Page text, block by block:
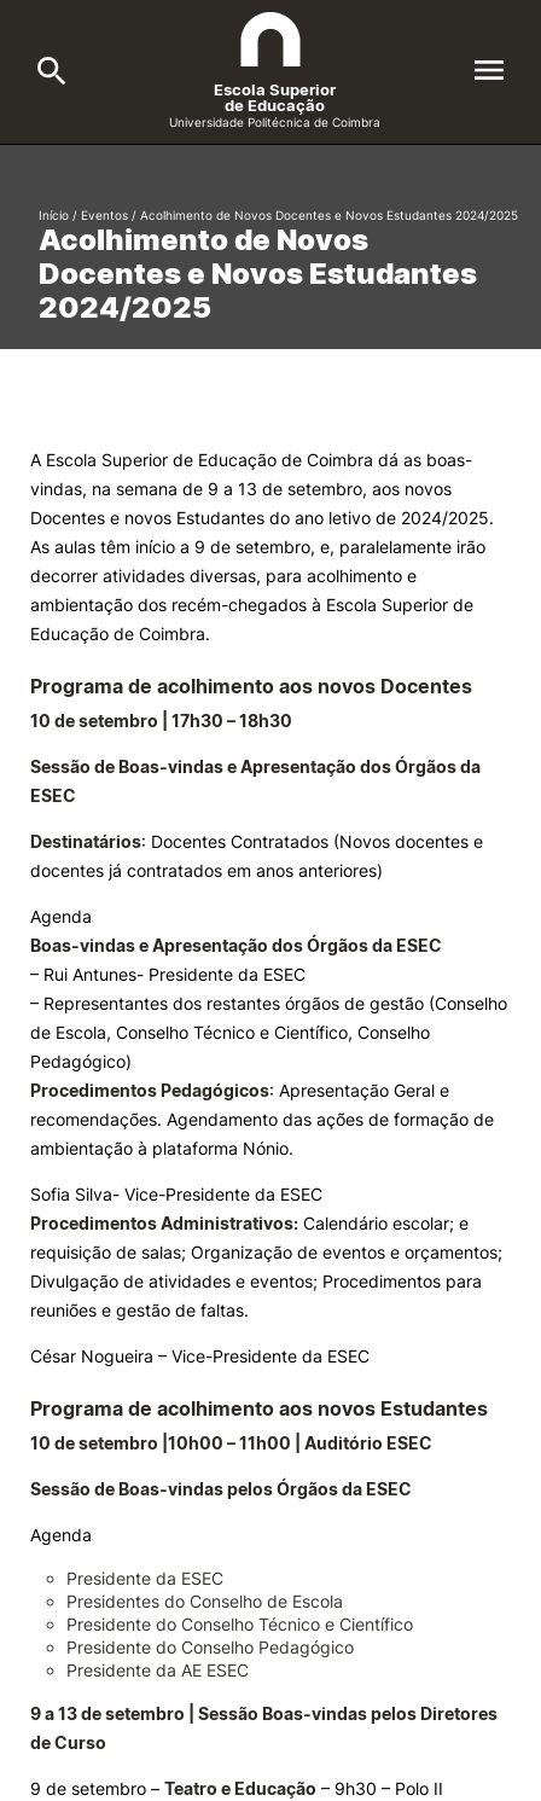
Cursos
Candidatos
Investigação e Projetos
Alunos
Knowledge Factory
©2026 Instituto Politécnico de Coimbra. Todos os direitos reservados.
Escola Superior
de Educação
Universidade Politécnica de Coimbra
Search
Formative Offer General
Acolhimento de Novos
Docentes e Novos Estudantes
2024/2025
Início / Eventos / Acolhimento de Novos Docentes e Novos Estudantes 2024/2025
A Escola Superior de Educação de Coimbra dá as boas-
vindas, na semana de 9 a 13 de setembro, aos novos
Docentes e novos Estudantes do ano letivo de 2024/2025.
As aulas têm início a 9 de setembro, e, paralelamente irão
decorrer atividades diversas, para acolhimento e
ambientação dos recém-chegados à Escola Superior de
Educação de Coimbra.
Programa de acolhimento aos novos Docentes
10 de setembro | 17h30 – 18h30
Sessão de Boas-vindas e Apresentação dos Órgãos da
ESEC
Destinatários: Docentes Contratados (Novos docentes e
docentes já contratados em anos anteriores)
Agenda
Boas-vindas e Apresentação dos Órgãos da ESEC
– Rui Antunes- Presidente da ESEC
– Representantes dos restantes órgãos de gestão (Conselho
de Escola, Conselho Técnico e Científico, Conselho
Pedagógico)
Procedimentos Pedagógicos: Apresentação Geral e
recomendações. Agendamento das ações de formação de
ambientação à plataforma Nónio.
Sofia Silva- Vice-Presidente da ESEC
Procedimentos Administrativos: Calendário escolar; e
requisição de salas; Organização de eventos e orçamentos;
Divulgação de atividades e eventos; Procedimentos para
reuniões e gestão de faltas.
César Nogueira – Vice-Presidente da ESEC
Programa de acolhimento aos novos Estudantes
10 de setembro |10h00 – 11h00 | Auditório ESEC
Sessão de Boas-vindas pelos Órgãos da ESEC
Agenda
Presidente da ESEC
Presidentes do Conselho de Escola
Presidente do Conselho Técnico e Científico
Presidente do Conselho Pedagógico
Presidente da AE ESEC
9 a 13 de setembro | Sessão Boas-vindas pelos Diretores
de Curso
9 de setembro – Teatro e Educação – 9h30 – Polo II